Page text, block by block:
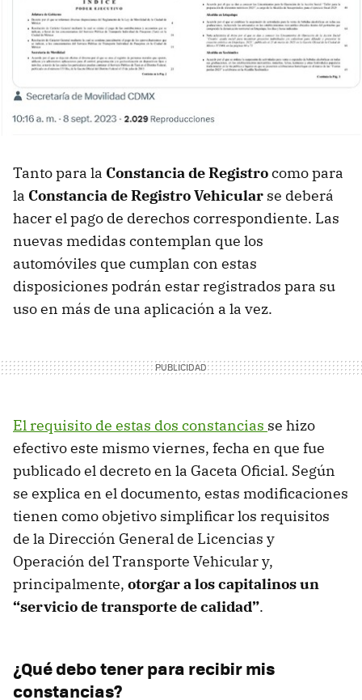
Tanto para la Constancia de Registrocomo para
la Constancia de Registro Vehicular se deberá
hacer el pago de derechos correspondiente. Las
nuevas medidas contemplan que los
automóviles que cumplan con estas
disposiciones podrán estar registrados para su
uso en más de una aplicación a la vez.
El requisito de estas dos constancias se hizo
efectivo este mismo viernes, fecha en que fue
publicado el decreto en la Gaceta Oficial. Según
se explica en el documento, estas modificaciones
tienen como objetivo simplificar los requisitos
de la Dirección General de Licencias y
Operación del Transporte Vehicular y,
principalmente, otorgar a los capitalinos un
“servicio de transporte de calidad”.
¿Qué debo tener para recibir mis
constancias?